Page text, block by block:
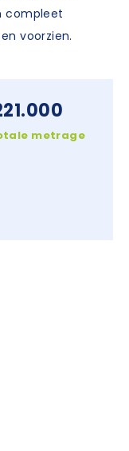
compleet
voorzien.
metrage